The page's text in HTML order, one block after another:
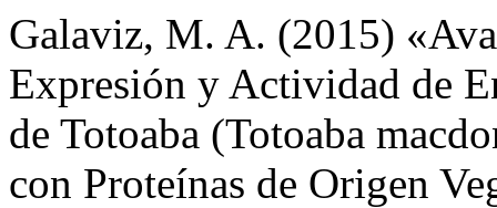
Galaviz, M. A. (2015)
Expresión y Actividad de
de Totoaba (Totoaba
con Proteínas de Origen